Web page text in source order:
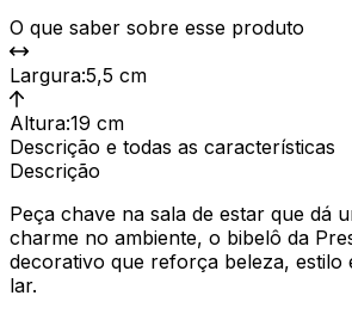
O que saber sobre esse produto
Largura:5,5 cm
Altura:19 cm
Descrição e todas as características
Descrição
Peça chave na sala de estar que dá
charme no ambiente, o bibelô da
decorativo que reforça beleza, estilo
lar.